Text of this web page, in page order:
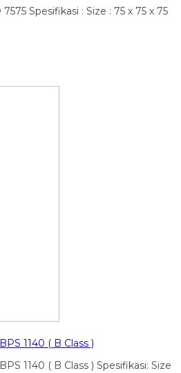
Spesifikasi : Size : 75 x 75 x 75
1140 ( B Class )
1140 ( B Class ) Spesifikasi: Size